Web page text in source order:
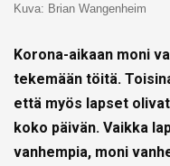
Kuva: Brian Wangenheim
Korona-aikaan moni
tekemään töitä.
että myös lapset
koko päivän. Vaikka
vanhempia, moni